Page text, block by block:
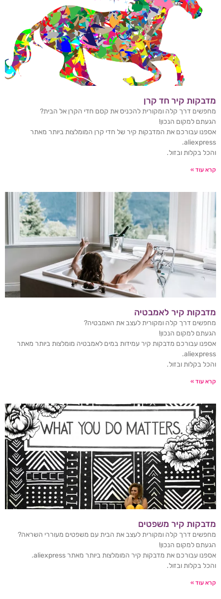
מדבקות קיר חד קרן
מחפשים דרך קלה ומקורית להכניס את קסם חדי הקרן אל הבית?
הגעתם למקום הנכון!
אספנו עבורכם את המדבקות קיר של חדי קרן המומלצות ביותר מאתר
aliexpress.
והכל בקלות ובזול.
קרא עוד »
מדבקות קיר לאמבטיה
מחפשים דרך קלה ומקורית לעצב את האמבטיה?
הגעתם למקום הנכון!
אספנו עבורכם מדבקות קיר עמידות במים לאמבטיה מומלצות ביותר מאתר
aliexpress.
והכל בקלות ובזול.
קרא עוד »
מדבקות קיר משפטים
מחפשים דרך קלה ומקורית לעצב את הבית עם משפטים מעוררי השראה?
הגעתם למקום הנכון!
אספנו עבורכם את מדבקות קיר המומלצות ביותר מאתר aliexpress.
והכל בקלות ובזול.
קרא עוד »